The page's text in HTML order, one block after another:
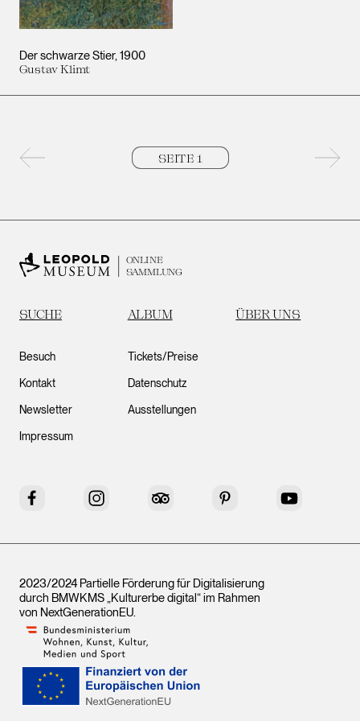
Der schwarze Stier 1900
Gustav Klimt
ONLINE
SAMMLUNG
SUCHE ALBUM ÜBER UNS
Besuch
Kontakt
Newsletter
Impressum
Tickets/Preise
Datenschutz
Ausstellungen
Facebook Instagram Tripadvisor Pinterest YouTube
2023/2024 Partielle Förderung für Digitalisierung
durch BMWKMS „Kulturerbe digital“ im Rahmen
von NextGenerationEU.